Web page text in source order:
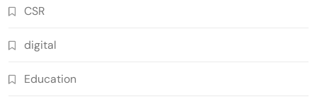
CSR
digital
Education